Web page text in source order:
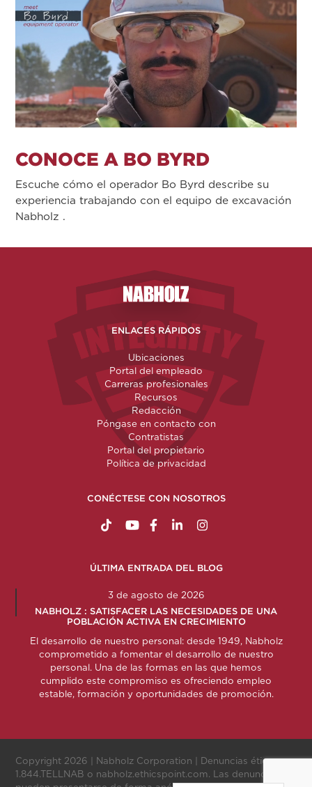
CONOCE A BO BYRD
Escuche cómo el operador Bo Byrd describe su
experiencia trabajando con el equipo de excavación
Nabholz .
Nabholz Construction
ENLACES RÁPIDOS
Ubicaciones
Portal del empleado
Carreras profesionales
Recursos
Redacción
Póngase en contacto con
Contratistas
Portal del propietario
Política de privacidad
CONÉCTESE CON NOSOTROS
https://www.tiktok.com/
http://www.youtube.com/
http://www.facebook.com/
http://www.linkedin.com/
http://
ÚLTIMA ENTRADA DEL BLOG
3 de agosto de 2026
NABHOLZ : SATISFACER LAS NECESIDADES DE UNA
POBLACIÓN ACTIVA EN CRECIMIENTO
El desarrollo de nuestro personal: desde 1949, Nabholz
comprometido a fomentar el desarrollo de nuestro
personal. Una de las formas en las que hemos
cumplido este compromiso es ofreciendo empleo
estable, formación y oportunidades de promoción.
Copyright 2026 | Nabholz Corporation | Denuncias éticas:
1.844.TELLNAB o nabholz.ethicspoint.com. Las denuncias